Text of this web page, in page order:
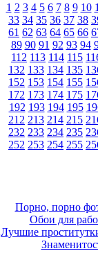
1 2 3 4 5 6 7 8 9 10
33 34 35 36 37 38
61 62 63 64 65 66
89 90 91 92 93 94
112 113 114 115
132 133 134 135
152 153 154 155
172 173 174 175
192 193 194 195
212 213 214 215
232 233 234 235
252 253 254 255
Порно, порно
Обои для
Лучшие